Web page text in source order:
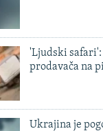
'Ljudski
prodavača na
Ukrajina je